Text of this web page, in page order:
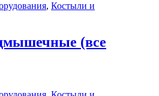
, Костыли и
(все